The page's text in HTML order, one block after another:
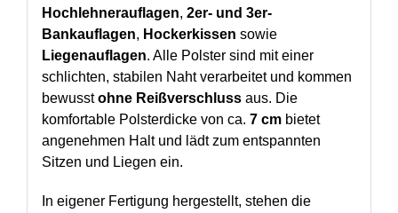
Hochlehnerauflagen, 2er- und 3er-
Bankauflagen, Hockerkissen sowie
Liegenauflagen. Alle Polster sind mit einer
schlichten, stabilen Naht verarbeitet und kommen
bewusstohne Reißverschlussaus. Die
komfortable Polsterdicke von ca. 7 cmbietet
angenehmen Halt und lädt zum entspannten
Sitzen und Liegen ein.
In eigener Fertigung hergestellt, stehen die